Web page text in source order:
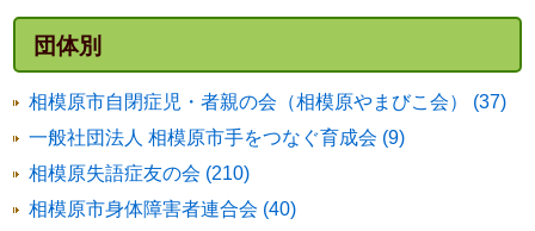
団体別
相模原市自閉症児・者親の会（相模原やまびこ会） (37)
一般社団法人 相模原市手をつなぐ育成会 (9)
相模原失語症友の会 (210)
相模原市身体障害者連合会 (40)